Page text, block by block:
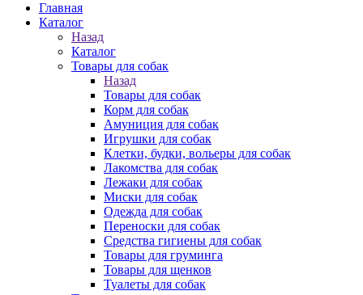
Главная
Каталог
Назад
Каталог
Товары для собак
Назад
Товары для собак
Корм для собак
Амуниция для собак
Игрушки для собак
Клетки, будки, вольеры для собак
Лакомства для собак
Лежаки для собак
Миски для собак
Одежда для собак
Переноски для собак
Средства гигиены для собак
Товары для груминга
Товары для щенков
Туалеты для собак